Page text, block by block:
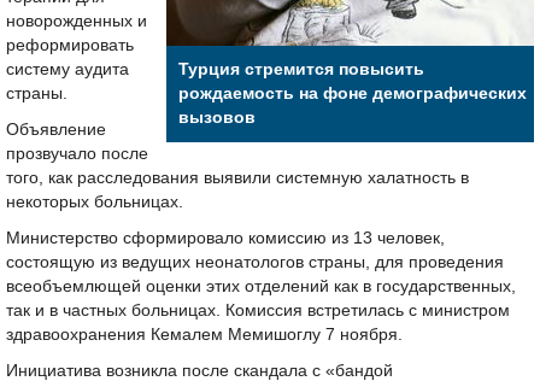
Турция стремится повысить
рождаемость на фоне демографических
вызовов
новорожденных и
реформировать
систему аудита
страны.
Объявление
прозвучало после
того, как расследования выявили системную халатность в
некоторых больницах.
Министерство сформировало комиссию из 13 человек,
состоящую из ведущих неонатологов страны, для проведения
всеобъемлющей оценки этих отделений как в государственных,
так и в частных больницах. Комиссия встретилась с министром
здравоохранения Кемалем Мемишоглу 7 ноября.
Инициатива возникла после скандала с «бандой